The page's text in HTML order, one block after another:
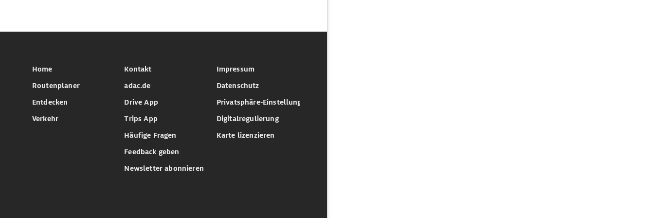
Home
Routenplaner
Entdecken
Verkehr
Kontakt
adac.de
Drive App
Trips App
Häufige Fragen
Feedback geben
Newsletter abonnieren
Impressum
Datenschutz
Privatsphäre-Einstellungen
Digitalregulierung
Karte lizenzieren